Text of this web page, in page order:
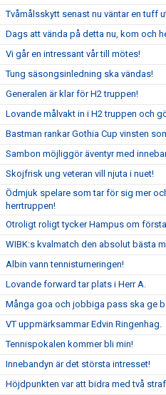
Tvåmålsskytt senast nu väntar en tuff
Dags att vända på detta nu, kom och
Vi går en intressant vår till mötes!
Tung säsongsinledning ska vändas!
Generalen är klar för H2 truppen!
Lovande målvakt in i H2 truppen och
Bastman rankar Gothia Cup vinsten
Sambon möjliggör äventyr med
Skojfrisk ung veteran vill njuta i nuet!
Ödmjuk spelare som tar för sig mer
herrtruppen!
Otroligt roligt tycker Hampus om
WIBK:s kvalmatch den absolut bästa
Albin vann tennisturneringen!
Lovande forward tar plats i Herr A.
Många goa och jobbiga pass ska ge
VT uppmärksammar Edvin Ringenhag.
Tennispokalen kommer bli min!
Innebandyn är det största intresset!
Höjdpunkten var att bidra med två